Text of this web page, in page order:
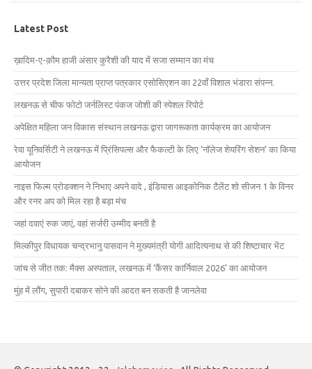
Latest Post
ख़ादिम-ए-क़ौम हाजी अंसार कुरैशी की याद में सजा सम्मान का मंच
उत्तर प्रदेश जिला मान्यता प्राप्त पत्रकार एसोसिएशन का 22वाँ विशाल भंडारा संपन्न.
लखनऊ से चीफ फोटो जर्नलिस्ट पंकज जोशी की स्पेशल रिपोर्ट
अपेक्षित महिला जन विकास संस्थान लखनऊ द्वारा जागरूकता कार्यक्रम का आयोजन
रेवा यूनिवर्सिटी ने लखनऊ में प्रिंसिपल्स और फैकल्टी के लिए ‘नॉलेज शेयरिंग सेशन’ का किया
आयोजन
नाइस फिल्म प्रोडक्शन ने निभाए अपने वादे , इंडियास आइकोनिक टैलेंट शो सीजन 1 के विनर
और रनर अप को मिल रहा है बड़ा मंच
जहां दवाएं रुक जाएं, वहां सर्जरी उम्मीद बनती है
मिल्कीपुर विधायक चन्द्रभानु पासवान ने मुख्यमंत्री योगी आदित्यनाथ से की शिष्टाचार भेंट
जांच से जीत तक: मैक्स अस्पताल, लखनऊ में ‘कैंसर कार्निवाल 2026’ का आयोजन
मुंह में लौंग, सुपारी दबाकर सोने की आदत बन सकती है जानलेवा